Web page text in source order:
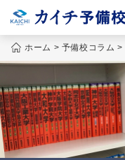
ホーム > 予備校コラム >